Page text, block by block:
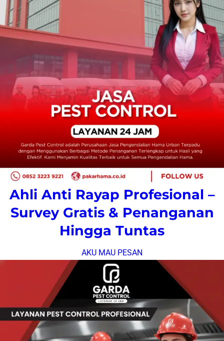
Ahli Anti Rayap Profesional –
Survey Gratis & Penanganan
Hingga Tuntas
AKU MAU PESAN